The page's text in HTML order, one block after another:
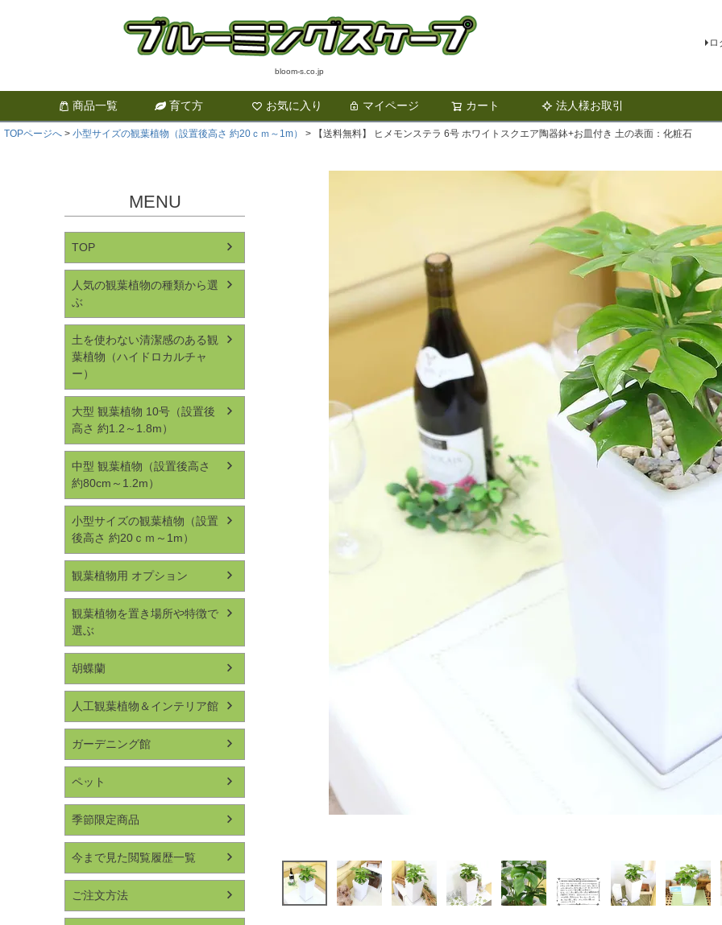
bloom-s.co.jp
ロ
商品一覧 育て方 お気に入り マイページ カート 法人様お取引
検索
TOPページへ 小型サイズの観葉植物（設置後高さ 約20ｃｍ～1m） 【送料無料】 ヒメモンステラ 6号 ホワイトスクエア陶器鉢+お皿付き 土の表面：化粧石
MENU
TOP
人気の観葉植物の種類から選
ぶ
土を使わない清潔感のある観
葉植物（ハイドロカルチャ
ー）
大型 観葉植物 10号（設置後
高さ 約1.2～1.8m）
中型 観葉植物（設置後高さ
約80cm～1.2m）
小型サイズの観葉植物（設置
後高さ 約20ｃｍ～1m）
観葉植物用 オプション
観葉植物を置き場所や特徴で
選ぶ
胡蝶蘭
人工観葉植物＆インテリア館
ガーデニング館
ペット
季節限定商品
今まで見た閲覧履歴一覧
ご注文方法